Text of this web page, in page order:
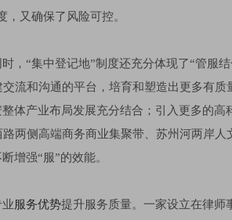
，又确保了风险可控。
，“集中登记地”制度还充分体现了“管服
流和沟通的平台，培育和塑造出更多有
体产业布局发展充分结合；引入更多的
两侧高端商务商业集聚带、苏州河两岸
增强“服”的效能。
服务优势提升服务质量。一家设立在律师